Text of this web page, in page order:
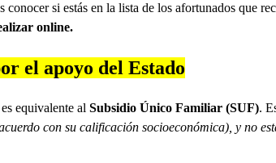
conocer si estás en la lista de los afortunados que
online.
el apoyo del Estado
es equivalente al Subsidio Único Familiar (SUF).
con su calificación socioeconómica), y no